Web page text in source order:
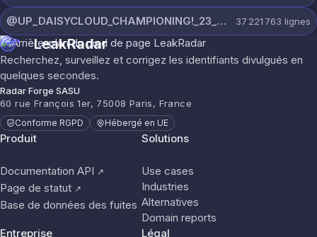
@UP_DAISYCLOUD_CHAMPIONING!_23_JULY_5300_ON_CHANNEL.rar 37 221 763 lignes
LeakRadar
Recherchez, surveillez et corrigez les identifiants divulgués en
quelques secondes.
Radar Forge SASU
60 rue François 1er, 75008 Paris, France
Conforme RGPD Hébergé en UE
Produit
Documentation API ↗
Page de statut ↗
Base de données des fuites
Solutions
Use cases
Industries
Alternatives
Domain reports
Entreprise
Légal